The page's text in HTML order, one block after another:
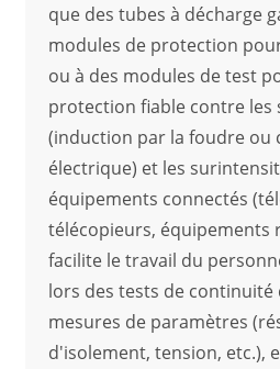
que des tubes à décharge
modules de protection
ou à des modules de test
protection fiable contre les
(induction par la foudre ou
électrique) et les
équipements connectés
télécopieurs, équipements
facilite le travail du
lors des tests de continuité
mesures de paramètres
d'isolement, tension, etc.),